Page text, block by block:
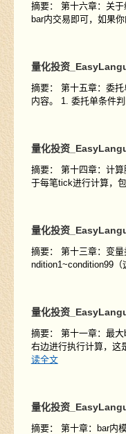
摘要： 第十六章：关
bar内交易即可，如果
量化投资
摘要： 第十五章：委
内容。 1. 委托单条件
量化投资
摘要： 第十四章：计
于每笔tick进行计算，
量化投资
摘要： 第十三章：变
ndition1~condition99
量化投资
摘要： 第十一章：最
右边进行执行计算，这
读全文
量化投资
摘要： 第十章：bar内